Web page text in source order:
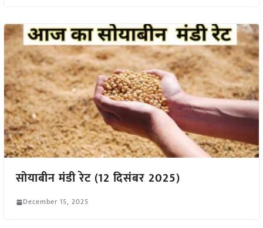
सोयाबीन मंडी रेट (12 दिसंबर 2025)
December 15, 2025